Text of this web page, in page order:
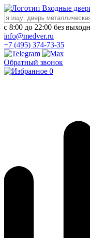
Входные
с 8:00 до 22:00 без
info@medver.ru
+7 (495) 374-73-35
Обратный звонок
0